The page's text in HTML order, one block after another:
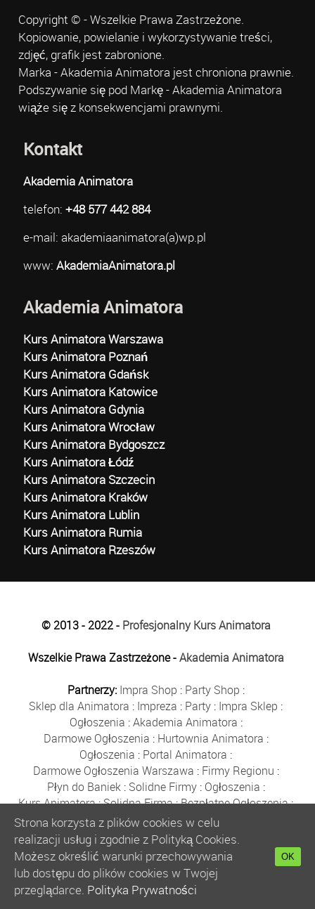
Copyright © - Wszelkie Prawa Zastrzeżone.
Kopiowanie, powielanie i wykorzystywanie treści,
zdjęć, grafik jest zabronione.
Marka - Akademia Animatora jest chroniona prawnie.
Podszywanie się pod Markę - Akademia Animatora
wiąże się z konsekwencjami prawnymi.
Kontakt
Akademia Animatora
telefon: +48 577 442 884
e-mail: akademiaanimatora(a)wp.pl
www: AkademiaAnimatora.pl
Akademia Animatora
Kurs Animatora Warszawa
Kurs Animatora Poznań
Kurs Animatora Gdańsk
Kurs Animatora Katowice
Kurs Animatora Gdynia
Kurs Animatora Wrocław
Kurs Animatora Bydgoszcz
Kurs Animatora Łódź
Kurs Animatora Szczecin
Kurs Animatora Kraków
Kurs Animatora Lublin
Kurs Animatora Rumia
Kurs Animatora Rzeszów
© 2013 - 2022 - Profesjonalny Kurs Animatora
Wszelkie Prawa Zastrzeżone -Akademia Animatora
Partnerzy: Impra Shop : Party Shop :
Sklep dla Animatora : Impreza : Party : Impra Sklep :
Ogłoszenia :Akademia Animatora :
Darmowe Ogłoszenia : Hurtownia Animatora :
Ogłoszenia : Portal Animatora :
Darmowe Ogłoszenia Warszawa : Firmy Regionu :
Płyn do Baniek: Solidne Firmy: Ogłoszenia :
Kurs Animatora:Solidna Firma:Bezpłatne Ogłoszenia:
Animator Czasu Wolnego:
Bezpłatne Ogłoszenia Warszawa:sklep animatora
Bańki Mydlane:Bezpłatne Ogłoszenia
Szkolenie Animatorów:Kurs Animatora
:
Kurs Animatora Warszawa :Rumia
Kurs Animatora Poznań:
Strona korzysta z plików cookies w celu
realizacji usług i zgodnie z Polityką Cookies.
Możesz określić warunki przechowywania
lub dostępu do plików cookies w Twojej
przeglądarce. Polityka Prywatności
OK